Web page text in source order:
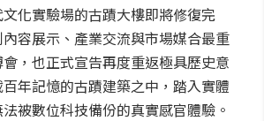
化實驗場的古蹟大樓即將修復完
容展示、產業交流與市場媒合最重
，也正式宣告再度重返極具歷史意
年記憶的古蹟建築之中，踏入實體
被數位科技備份的真實感官體驗。